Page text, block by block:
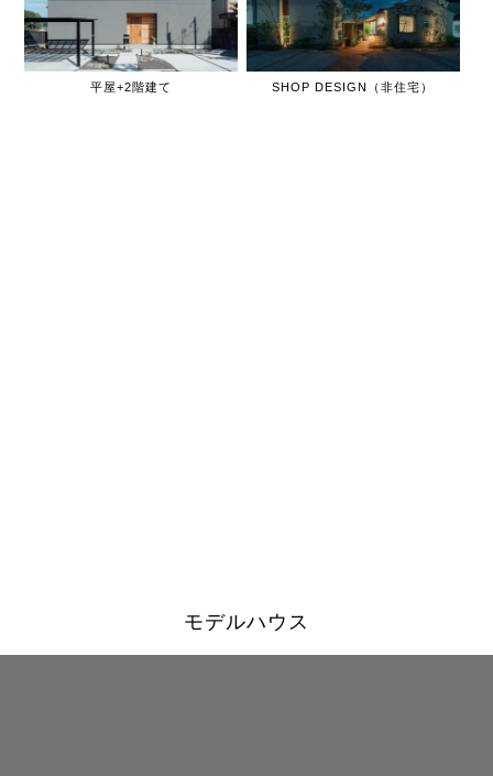
平屋+2階建て SHOP DESIGN（非住宅）
モデルハウス